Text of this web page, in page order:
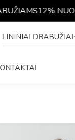
12%
LININIAI DRABUŽIAI
LININIAI
ISTORIJA